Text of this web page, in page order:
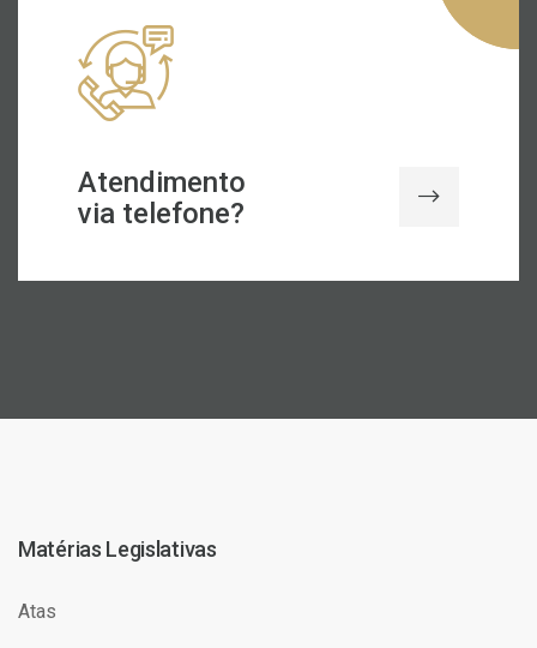
Atendimento
via telefone?
Matérias Legislativas
Atas